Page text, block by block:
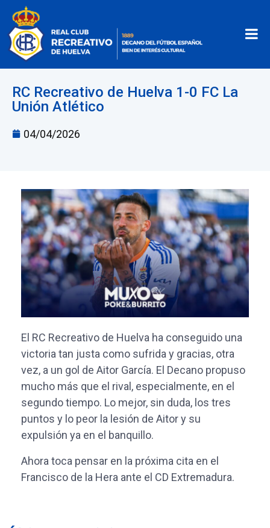
RC Recreativo de Huelva 1-0 FC La
Unión Atlético
04/04/2026
El RC Recreativo de Huelva ha conseguido una
victoria tan justa como sufrida y gracias, otra
vez, a un gol de Aitor García. El Decano propuso
mucho más que el rival, especialmente, en el
segundo tiempo. Lo mejor, sin duda, los tres
puntos y lo peor la lesión de Aitor y su
expulsión ya en el banquillo.
Ahora toca pensar en la próxima cita en el
Francisco de la Hera ante el CD Extremadura.